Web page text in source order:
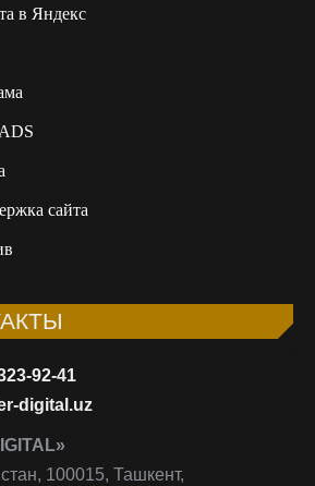
в Яндекс
сайта
92-41
digital.uz
100015, Ташкент,